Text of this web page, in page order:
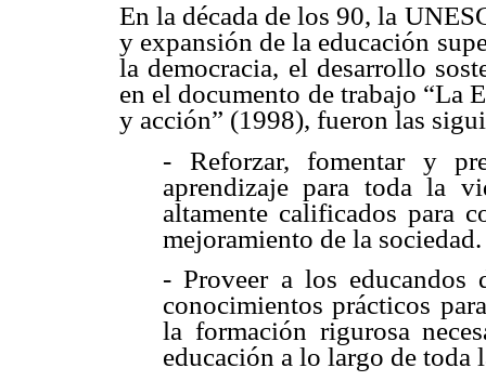
En la década de los 90, la
y expansión de la educación
la democracia, el desarrollo
en el documento de trabajo
y acción” (1998), fueron las
- Reforzar, fomentar y
aprendizaje para toda la
altamente calificados para
mejoramiento de la sociedad.
- Proveer a los educandos
conocimientos prácticos
la formación rigurosa
educación a lo largo de toda